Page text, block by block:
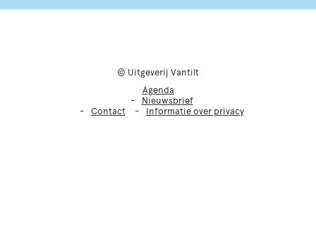
© Uitgeverij Vantilt
Agenda
Nieuwsbrief
Contact
Informatie over privacy